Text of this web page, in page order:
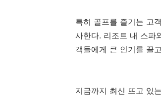
특히 골프를 즐기는 고
사한다. 리조트 내 스파
객들에게 큰 인기를 끌
지금까지 최신 뜨고 있